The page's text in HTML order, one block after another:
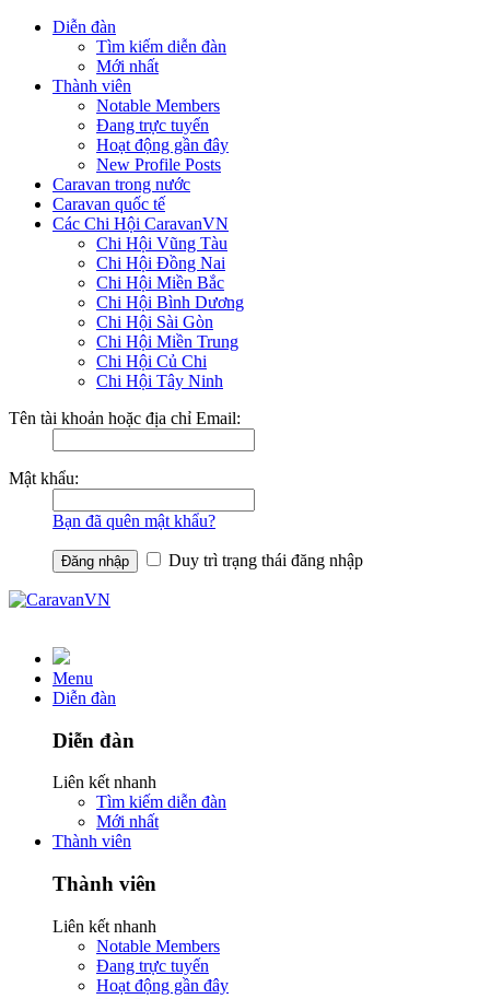
Diễn đàn
Tìm kiếm diễn đàn
Mới nhất
Thành viên
Notable Members
Đang trực tuyến
Hoạt động gần đây
New Profile Posts
Caravan trong nước
Caravan quốc tế
Các Chi Hội CaravanVN
Chi Hội Vũng Tàu
Chi Hội Đồng Nai
Chi Hội Miền Bắc
Chi Hội Bình Dương
Chi Hội Sài Gòn
Chi Hội Miền Trung
Chi Hội Củ Chi
Chi Hội Tây Ninh
Tên tài khoản hoặc địa chỉ Email:
Mật khẩu:
Bạn đã quên mật khẩu?
Duy trì trạng thái đăng nhập
Menu
Diễn đàn
Diễn đàn
Liên kết nhanh
Tìm kiếm diễn đàn
Mới nhất
Thành viên
Thành viên
Liên kết nhanh
Notable Members
Đang trực tuyến
Hoạt động gần đây